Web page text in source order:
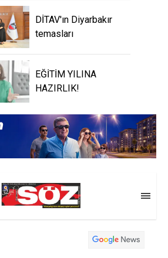
DİTAV'ın Diyarbakır
temasları
EĞİTİM YILINA
HAZIRLIK!